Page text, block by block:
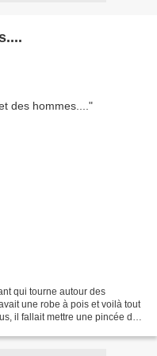
qui tourne autour des
une robe à pois et voilà tout
il fallait mettre une pincée de